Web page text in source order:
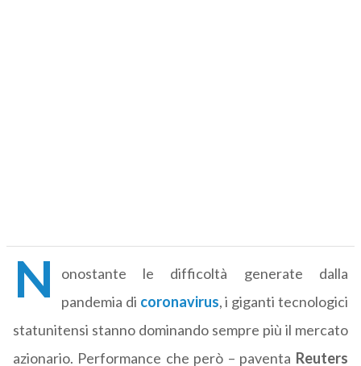
N
onostante le difficoltà generate dalla
pandemia di coronavirus, i giganti tecnologici
statunitensi stanno dominando sempre più il mercato
azionario. Performance che però – paventa Reuters